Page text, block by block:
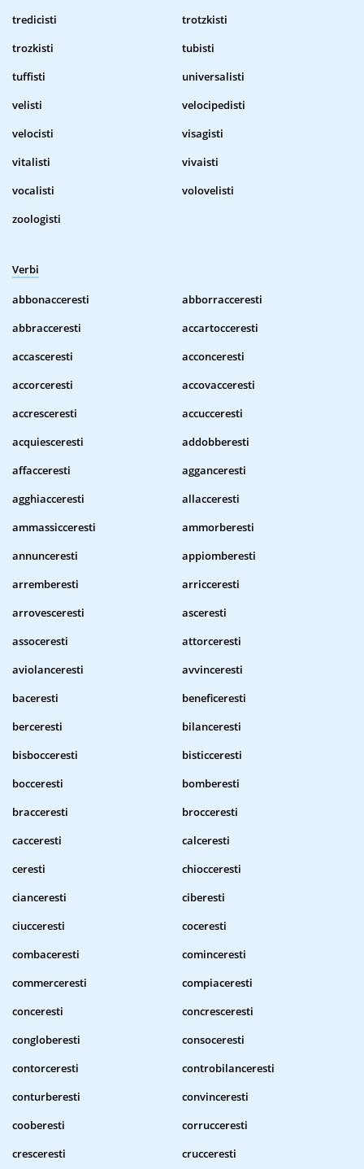
tredicisti
trotzkisti
trozkisti
tubisti
tuffisti
universalisti
velisti
velocipedisti
velocisti
visagisti
vitalisti
vivaisti
vocalisti
volovelisti
zoologisti
Verbi
abbonacceresti
abborracceresti
abbracceresti
accartocceresti
accasceresti
acconceresti
accorceresti
accovacceresti
accresceresti
accucceresti
acquiesceresti
addobberesti
affacceresti
agganceresti
agghiacceresti
allacceresti
ammassicceresti
ammorberesti
annunceresti
appiomberesti
arremberesti
arricceresti
arrovesceresti
asceresti
assoceresti
attorceresti
aviolanceresti
avvinceresti
baceresti
beneficeresti
berceresti
bilanceresti
bisbocceresti
bisticceresti
bocceresti
bomberesti
bracceresti
brocceresti
cacceresti
calceresti
ceresti
chiocceresti
cianceresti
ciberesti
ciucceresti
coceresti
combaceresti
cominceresti
commerceresti
compiaceresti
conceresti
concresceresti
congloberesti
consoceresti
contorceresti
controbilanceresti
conturberesti
convinceresti
cooberesti
corrucceresti
cresceresti
crucceresti